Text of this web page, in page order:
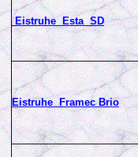
Eistruhe Esta SD
Eistruhe Framec Brio